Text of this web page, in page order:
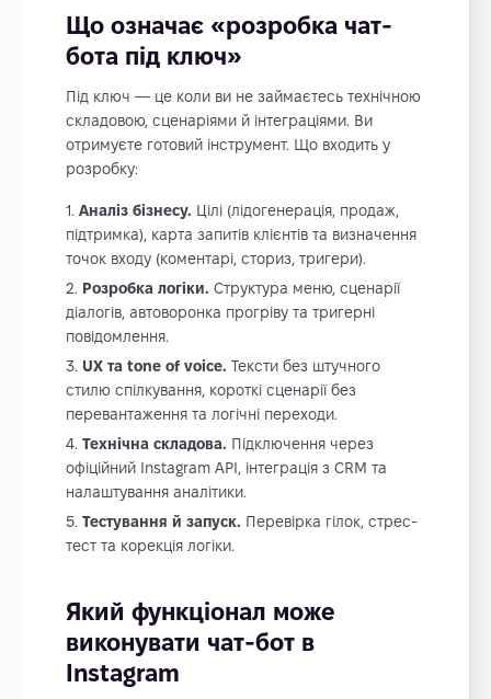
Що означає «розробка чат-
бота під ключ»
Під ключ — це коли ви не займаєтесь технічною
складовою, сценаріями й інтеграціями. Ви
отримуєте готовий інструмент. Що входить у
розробку:
Аналіз бізнесу. Цілі (лідогенерація, продаж,
підтримка), карта запитів клієнтів та визначення
точок входу (коментарі, сториз, тригери).
Розробка логіки. Структура меню, сценарії
діалогів, автоворонка прогріву та тригерні
повідомлення.
UX та tone of voice. Тексти без штучного
стилю спілкування, короткі сценарії без
перевантаження та логічні переходи.
Технічна складова. Підключення через
офіційний Instagram API, інтеграція з CRM та
налаштування аналітики.
Тестування й запуск. Перевірка гілок, стрес-
тест та корекція логіки.
Який функціонал може
виконувати чат-бот в
Instagram